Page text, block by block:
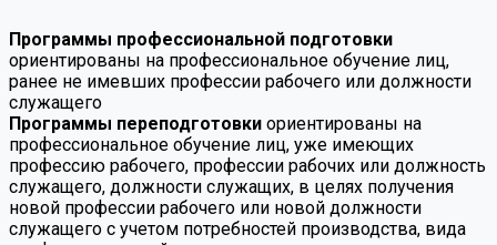
Программы профессиональной подготовки
ориентированы на профессиональное обучение лиц,
ранее не имевших профессии рабочего или должности
служащего
Программы переподготовки ориентированы на
профессиональное обучение лиц, уже имеющих
профессию рабочего, профессии рабочих или должность
служащего, должности служащих, в целях получения
новой профессии рабочего или новой должности
служащего с учетом потребностей производства, вида